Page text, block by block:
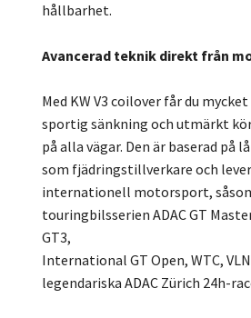
hållbarhet.
Avancerad teknik direkt från
Med KW V3 coilover får du
sportig sänkning och utmärkt
på alla vägar. Den är baserad på
som fjädringstillverkare och
internationell motorsport,
touringbilsserien ADAC GT
GT3,
International GT Open, WTC,
legendariska ADAC Zürich 24h-